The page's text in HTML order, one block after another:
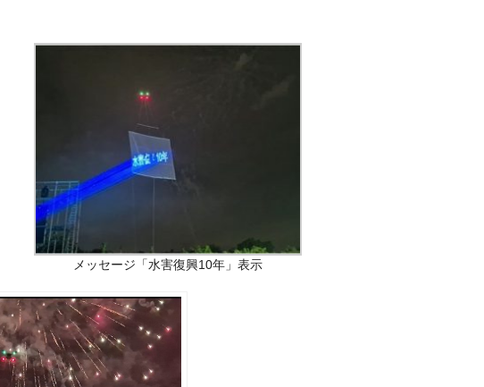
メッセージ「水害復興10年」表示